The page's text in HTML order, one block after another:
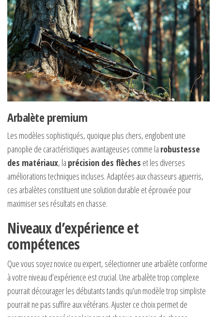
Arbalète premium
Les modèles sophistiqués, quoique plus chers, englobent une
panoplie de caractéristiques avantageuses comme la robustesse
des matériaux, la précision des flèches et les diverses
améliorations techniques incluses. Adaptées aux chasseurs aguerris,
ces arbalètes constituent une solution durable et éprouvée pour
maximiser ses résultats en chasse.
Niveaux d’expérience et
compétences
Que vous soyez novice ou expert, sélectionner une arbalète conforme
à votre niveau d’expérience est crucial. Une arbalète trop complexe
pourrait décourager les débutants tandis qu’un modèle trop simpliste
pourrait ne pas suffire aux vétérans. Ajuster ce choix permet de